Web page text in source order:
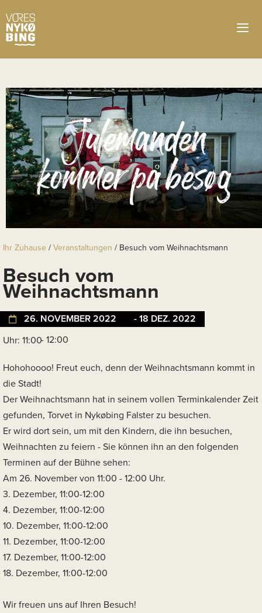
Ihr Zuhause / Veranstaltungen / Besuch vom Weihnachtsmann
Besuch vom
Weihnachtsmann
26. NOVEMBER 2022
- 18 DEZ. 2022
Uhr: 11:00- 12:00
Hohohoooo! Freut euch, denn der Weihnachtsmann kommt in
die Stadt!
Der Weihnachtsmann hat in seinem vollen Terminkalender Zeit
gefunden, Torvet in Nykøbing Falster zu besuchen.
Er wird dort sein, um mit den Kindern, die ihn besuchen,
Weihnachten zu feiern - Sie können ihn an den folgenden
Terminen auf der Bühne sehen:
Am 26. November von 11:00 - 12:00 Uhr.
3. Dezember, 11:00-12:00
4. Dezember, 11:00-12:00
10. Dezember, 11:00-12:00
11. Dezember, 11:00-12:00
17. Dezember, 11:00-12:00
18. Dezember, 11:00-12:00
Wir freuen uns auf Ihren Besuch!